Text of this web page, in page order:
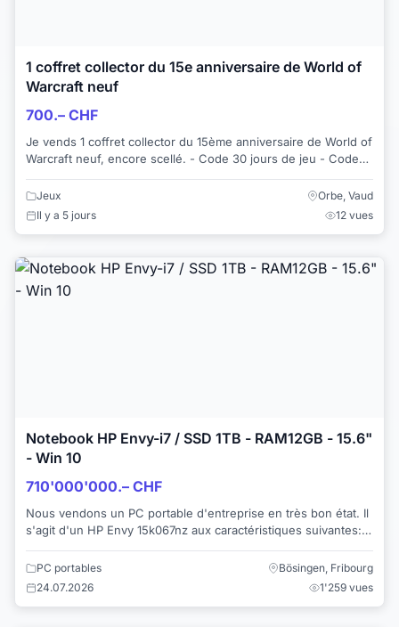
1 coffret collector du 15e anniversaire de World of
Warcraft neuf
700.– CHF
Je vends 1 coffret collector du 15ème anniversaire de World of
Warcraft neuf, encore scellé. - Code 30 jours de jeu - Code
Jeux
Orbe, Vaud
Il y a 5 jours
12 vues
Notebook HP Envy-i7 / SSD 1TB - RAM12GB - 15.6"
- Win 10
710'000'000.– CHF
Nous vendons un PC portable d'entreprise en très bon état. Il
s'agit d'un HP Envy 15k067nz aux caractéristiques suivantes: -
PC portables
Bösingen, Fribourg
24.07.2026
1'259 vues